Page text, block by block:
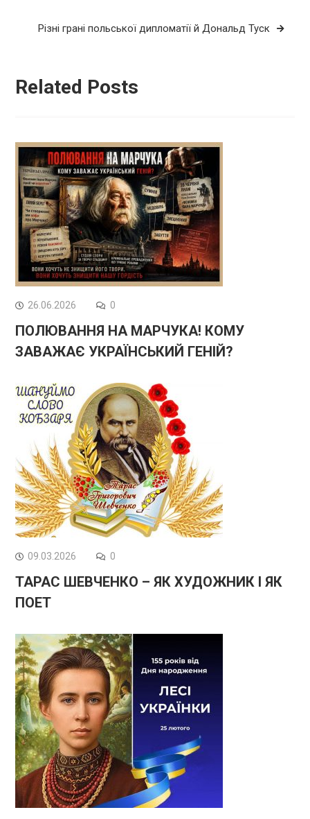
Різні грані польської дипломатії й Дональд Туск
Related Posts
26.06.2026 0
ПОЛЮВАННЯ НА МАРЧУКА! КОМУ
ЗАВАЖАЄ УКРАЇНСЬКИЙ ГЕНІЙ?
09.03.2026 0
ТАРАС ШЕВЧЕНКО – ЯК ХУДОЖНИК І ЯК
ПОЕТ